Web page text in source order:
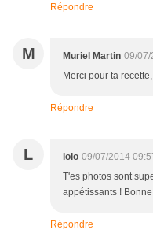
Répondre
M Muriel Martin 09/07/
Merci pour ta
Répondre
L lolo 09/07/2014
T'es photos sont
appétissants !
Répondre